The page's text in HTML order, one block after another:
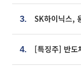
3.
4.